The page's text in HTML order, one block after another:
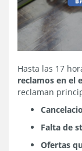
Hasta las 17
reclamos en el
reclaman
Falta de
Ofertas